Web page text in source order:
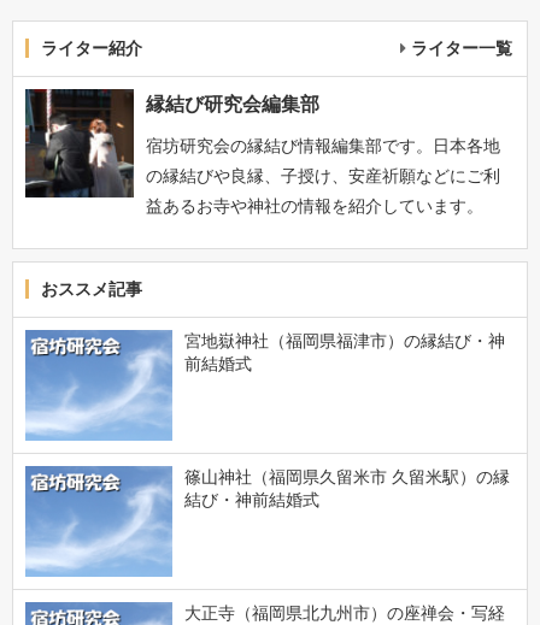
ライター紹介 ライター一覧
縁結び研究会編集部
宿坊研究会の縁結び情報編集部です。日本各地
の縁結びや良縁、子授け、安産祈願などにご利
益あるお寺や神社の情報を紹介しています。
おススメ記事
宮地嶽神社（福岡県福津市）の縁結び・神
前結婚式
篠山神社（福岡県久留米市 久留米駅）の縁
結び・神前結婚式
大正寺（福岡県北九州市）の座禅会・写経